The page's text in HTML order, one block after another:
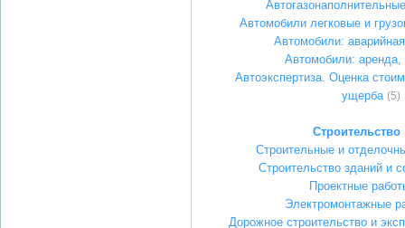
Автомобили легковые и
Автомобили:
Автомобили: аренда,
Автоэкспертиза. Оценка
ущерба (5)
Строительство
Строительные и
Строительство зданий и
Проектные
Электромонтажные
Дорожное строительство и